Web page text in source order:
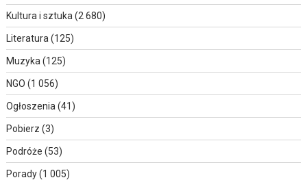
Kultura i sztuka (2 680)
Literatura (125)
Muzyka (125)
NGO (1 056)
Ogłoszenia (41)
Pobierz (3)
Podróże (53)
Porady(1 005)